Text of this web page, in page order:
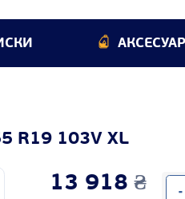
R19 103V XL
13 918 ₴ -